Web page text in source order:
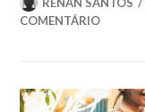
COMENTÁRIO